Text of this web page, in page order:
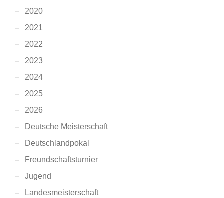
2020
2021
2022
2023
2024
2025
2026
Deutsche Meisterschaft
Deutschlandpokal
Freundschaftsturnier
Jugend
Landesmeisterschaft